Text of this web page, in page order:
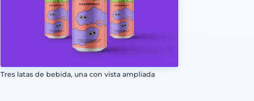
Tres latas de bebida, una con vista ampliada